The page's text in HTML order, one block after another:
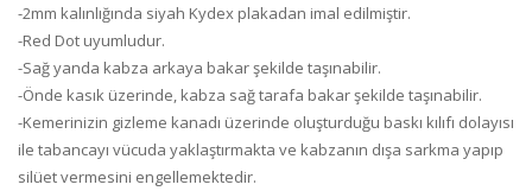
-2mm kalınlığında siyah Kydex plakadan imal edilmiştir.
-Red Dot uyumludur.
-Sağ yanda kabza arkaya bakar şekilde taşınabilir.
-Önde kasık üzerinde, kabza sağ tarafa bakar şekilde taşınabilir.
-Kemerinizin gizleme kanadı üzerinde oluşturduğu baskı kılıfı dolayısı
ile tabancayı vücuda yaklaştırmakta ve kabzanın dışa sarkma yapıp
silüet vermesini engellemektedir.